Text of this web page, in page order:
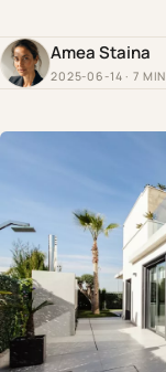
Amea Staina
2025-06-14 · 7 MIN